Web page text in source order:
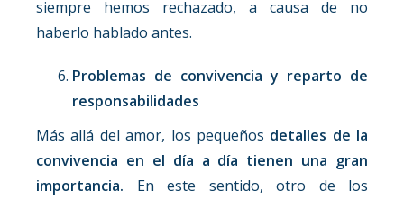
siempre hemos rechazado, a causa de no
haberlo hablado antes.
Problemas de convivencia y reparto de
responsabilidades
Más allá del amor, los pequeños detalles de la
convivencia en el día a día tienen una gran
importancia. En este sentido, otro de los